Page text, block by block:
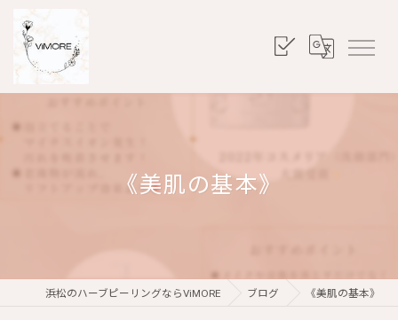
《美肌の基本》
浜松のハーブピーリングならViMORE ブログ 《美肌の基本》